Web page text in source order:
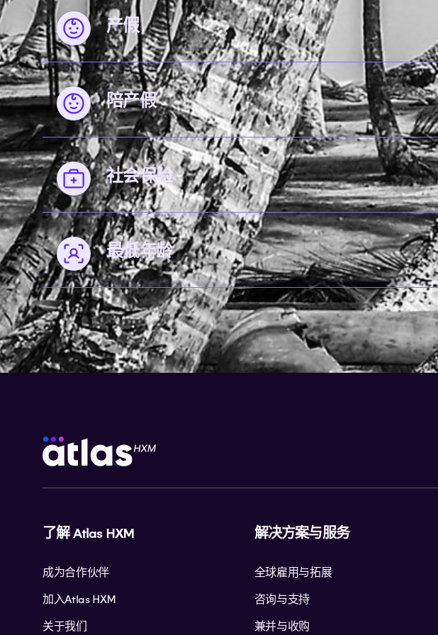
产假
陪产假
社会保险
最低年龄
了解 Atlas HXM
成为合作伙伴
加入Atlas HXM
关于我们
解决方案与服务
全球雇用与拓展
咨询与支持
兼并与收购